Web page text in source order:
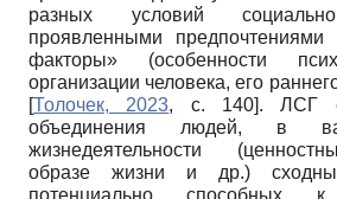
разных условий
проявленными предпочтениями
факторы» (особенности
организации человека, его
[Толочек, 2023, с. 140]. ЛСГ
объединения людей, в
жизнедеятельности
образе жизни и др.)
потенциально способных